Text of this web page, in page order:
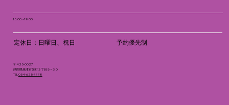
〒425-0027
静岡県焼津市栄町３丁目５−３０
TEL054-625-7778
15:00 ~19:00
定休日：日曜日、祝日 予約優先制